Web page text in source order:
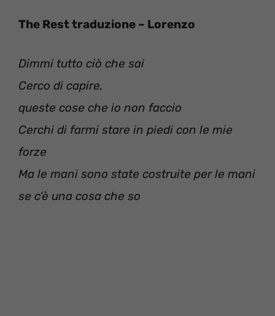
The Rest traduzione – Lorenzo
Dimmi tutto ciò che sai
Cerco di capire,
queste cose che io non faccio
Cerchi di farmi stare in piedi con le mie
forze
Ma le mani sono state costruite per le mani
se c’è una cosa che so